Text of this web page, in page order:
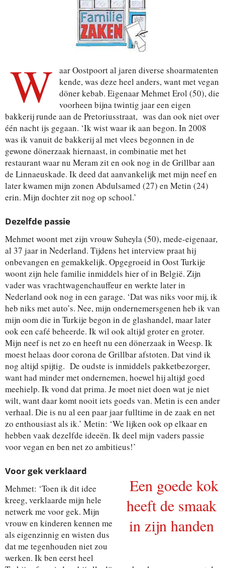
W
aar Oostpoort al jaren diverse shoarmatenten
kende, was deze heel anders, want met vegan
döner kebab. Eigenaar Mehmet Erol (50), die
voorheen bijna twintig jaar een eigen
bakkerij runde aan de Pretoriusstraat, was dan ook niet over
één nacht ijs gegaan. ‘Ik wist waar ik aan begon. In 2008
was ik vanuit de bakkerij al met vlees begonnen in de
gewone dönerzaak hiernaast, in combinatie met het
restaurant waar nu Meram zit en ook nog in de Grillbar aan
de Linnaeuskade. Ik deed dat aanvankelijk met mijn neef en
later kwamen mijn zonen Abdulsamed (27) en Metin (24)
erin. Mijn dochter zit nog op school.’
Dezelfde passie
Mehmet woont met zijn vrouw Suheyla (50), mede-eigenaar,
al 37 jaar in Nederland. Tijdens het interview praat hij
onbevangen en gemakkelijk. Opgegroeid in Oost Turkije
woont zijn hele familie inmiddels hier of in België. Zijn
vader was vrachtwagenchauffeur en werkte later in
Nederland ook nog in een garage. ‘Dat was niks voor mij, ik
heb niks met auto’s. Nee, mijn ondernemersgenen heb ik van
mijn oom die in Turkije begon in de glashandel, maar later
ook een café beheerde. Ik wil ook altijd groter en groter.
Mijn neef is net zo en heeft nu een dönerzaak in Weesp. Ik
moest helaas door corona de Grillbar afstoten. Dat vind ik
nog altijd spijtig. De oudste is inmiddels pakketbezorger,
want had minder met ondernemen, hoewel hij altijd goed
meehielp. Ik vond dat prima. Je moet niet doen wat je niet
wilt, want daar komt nooit iets goeds van. Metin is een ander
verhaal. Die is nu al een paar jaar fulltime in de zaak en net
zo enthousiast als ik.’ Metin: ‘We lijken ook op elkaar en
hebben vaak dezelfde ideeën. Ik deel mijn vaders passie
voor vegan en ben net zo ambitieus!’
Een goede kok
heeft de smaak
in zijn handen
Voor gek verklaard
Mehmet: ‘Toen ik dit idee
kreeg, verklaarde mijn hele
netwerk me voor gek. Mijn
vrouw en kinderen kennen me
als eigenzinnig en wisten dus
dat me tegenhouden niet zou
werken. Ik ben eerst heel